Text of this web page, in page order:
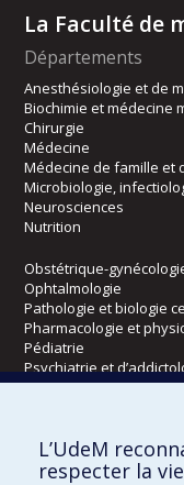
La Faculté de
Départements
Anesthésiologie et de
Biochimie et médecine
Chirurgie
Médecine
Médecine de famille et
Microbiologie,
Neurosciences
Nutrition
Obstétrique-
Ophtalmologie
Pathologie et biologie
Pharmacologie et
Pédiatrie
Psychiatrie et
Radiologie, radio-
Écoles
L’UdeM
respecter la